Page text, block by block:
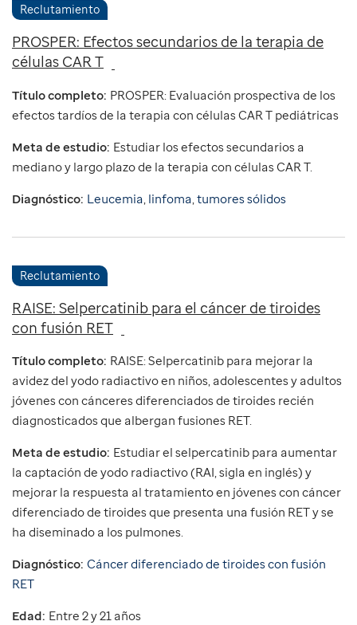
Reclutamiento
PROSPER: Efectos secundarios de la terapia de
células CAR T
Título completo: PROSPER: Evaluación prospectiva de los
efectos tardíos de la terapia con células CAR T pediátricas
Meta de estudio: Estudiar los efectos secundarios a
mediano y largo plazo de la terapia con células CAR T.
Diagnóstico: Leucemia linfoma tumores sólidos
Reclutamiento
RAISE: Selpercatinib para el cáncer de tiroides
con fusión RET
Título completo: RAISE: Selpercatinib para mejorar la
avidez del yodo radiactivo en niños, adolescentes y adultos
jóvenes con cánceres diferenciados de tiroides recién
diagnosticados que albergan fusiones RET.
Meta de estudio: Estudiar el selpercatinib para aumentar
la captación de yodo radiactivo (RAI, sigla en inglés) y
mejorar la respuesta al tratamiento en jóvenes con cáncer
diferenciado de tiroides que presenta una fusión RET y se
ha diseminado a los pulmones.
Diagnóstico: Cáncer diferenciado de tiroides con fusión
RET
Edad: Entre 2 y 21 años